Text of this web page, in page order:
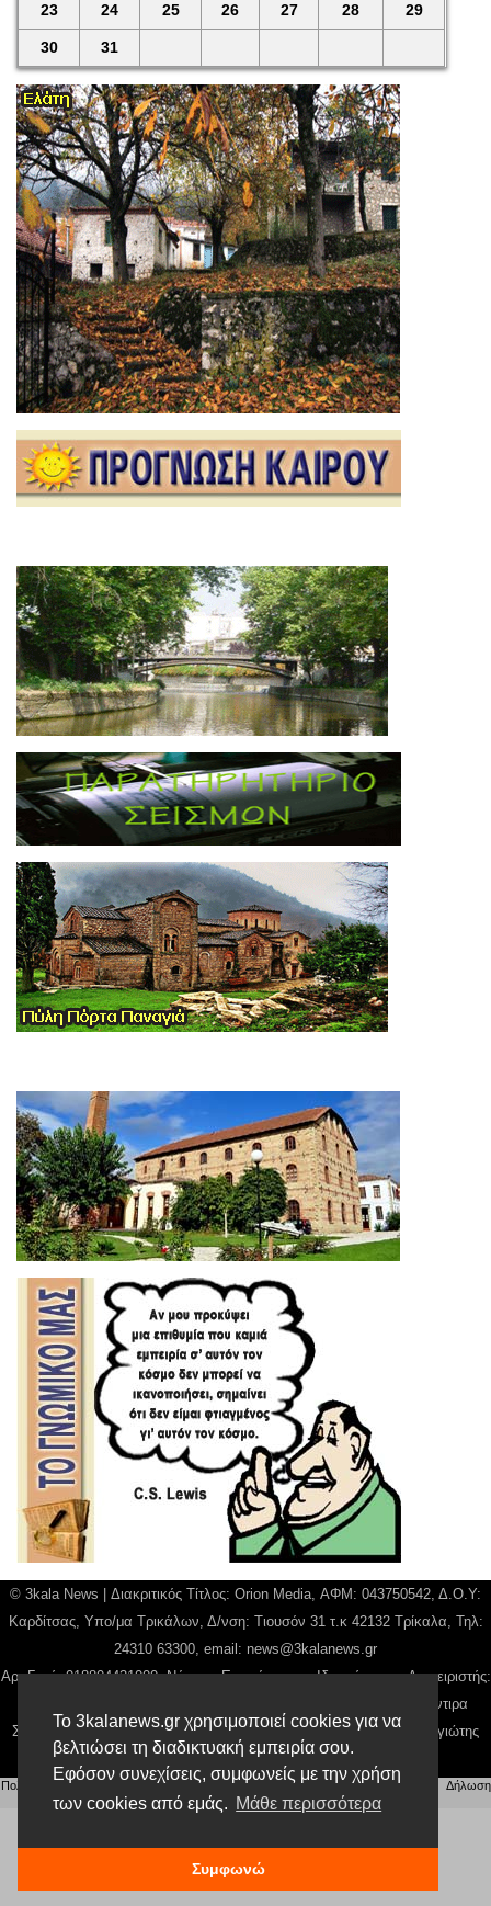
Το 3kalanews.gr χρησιμοποιεί cookies για να
βελτιώσει τη διαδικτυακή εμπειρία σου.
Εφόσον συνεχίσεις, συμφωνείς με την χρήση
των cookies από εμάς. Μάθε περισσότερα
Συμφωνώ
23 24 25 26 27 28 29
30 31
© 3kala News | Διακριτικός Τίτλος: Orion Media, ΑΦΜ: 043750542, Δ.Ο.Υ:
Καρδίτσας, Υπο/μα Τρικάλων, Δ/νση: Τιουσόν 31 τ.κ 42132 Τρίκαλα, Τηλ:
24310 63300, email: news@3kalanews.gr
Αρ. Γεμή: 018804431000, Νόμιμος Εκπρόσωπος, Ιδιοκτήτης και Διαχειριστής:
Παναγιώτης Φιλίππου, Διευθύντρια: Γιαννουσά Βασιλική, Διευθύντιρα
Σύνταξης: Μπαλαμπάνη Βασιλική. Δικαιούχος domain name Παναγιώτης
Φιλίππου
Πολιτική απορρήτου Αίτηση Διαχείρισης Προσωπικών Δεδομένων |Όροι χρήσης
Δήλωση
Συμμόρφωσης